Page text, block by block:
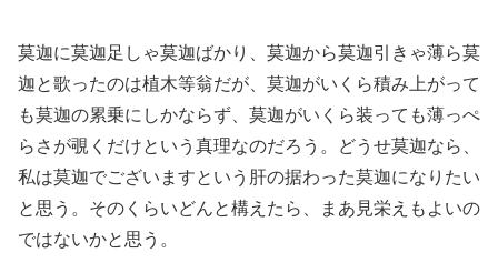
莫迦に莫迦足しゃ莫迦ばかり、莫迦から莫迦引きゃ薄ら莫
迦と歌ったのは植木等翁だが、莫迦がいくら積み上がって
も莫迦の累乗にしかならず、莫迦がいくら装っても薄っぺ
らさが覗くだけという真理なのだろう。どうせ莫迦なら、
私は莫迦でございますという肝の据わった莫迦になりたい
と思う。そのくらいどんと構えたら、まあ見栄えもよいの
ではないかと思う。